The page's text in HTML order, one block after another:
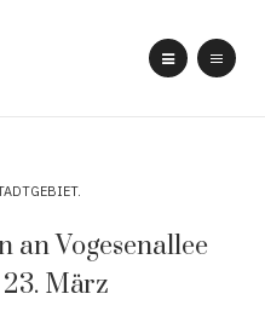
an Vogesenallee
März